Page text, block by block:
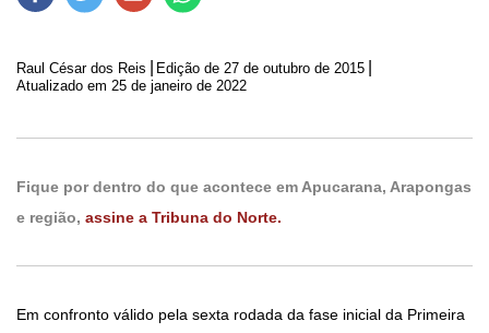
Raul César dos Reis Edição de 27 de outubro de 2015
Atualizado em 25 de janeiro de 2022
Fique por dentro do que acontece em Apucarana, Arapongas
e região, assine a Tribuna do Norte.
Em confronto válido pela sexta rodada da fase inicial da Primeira